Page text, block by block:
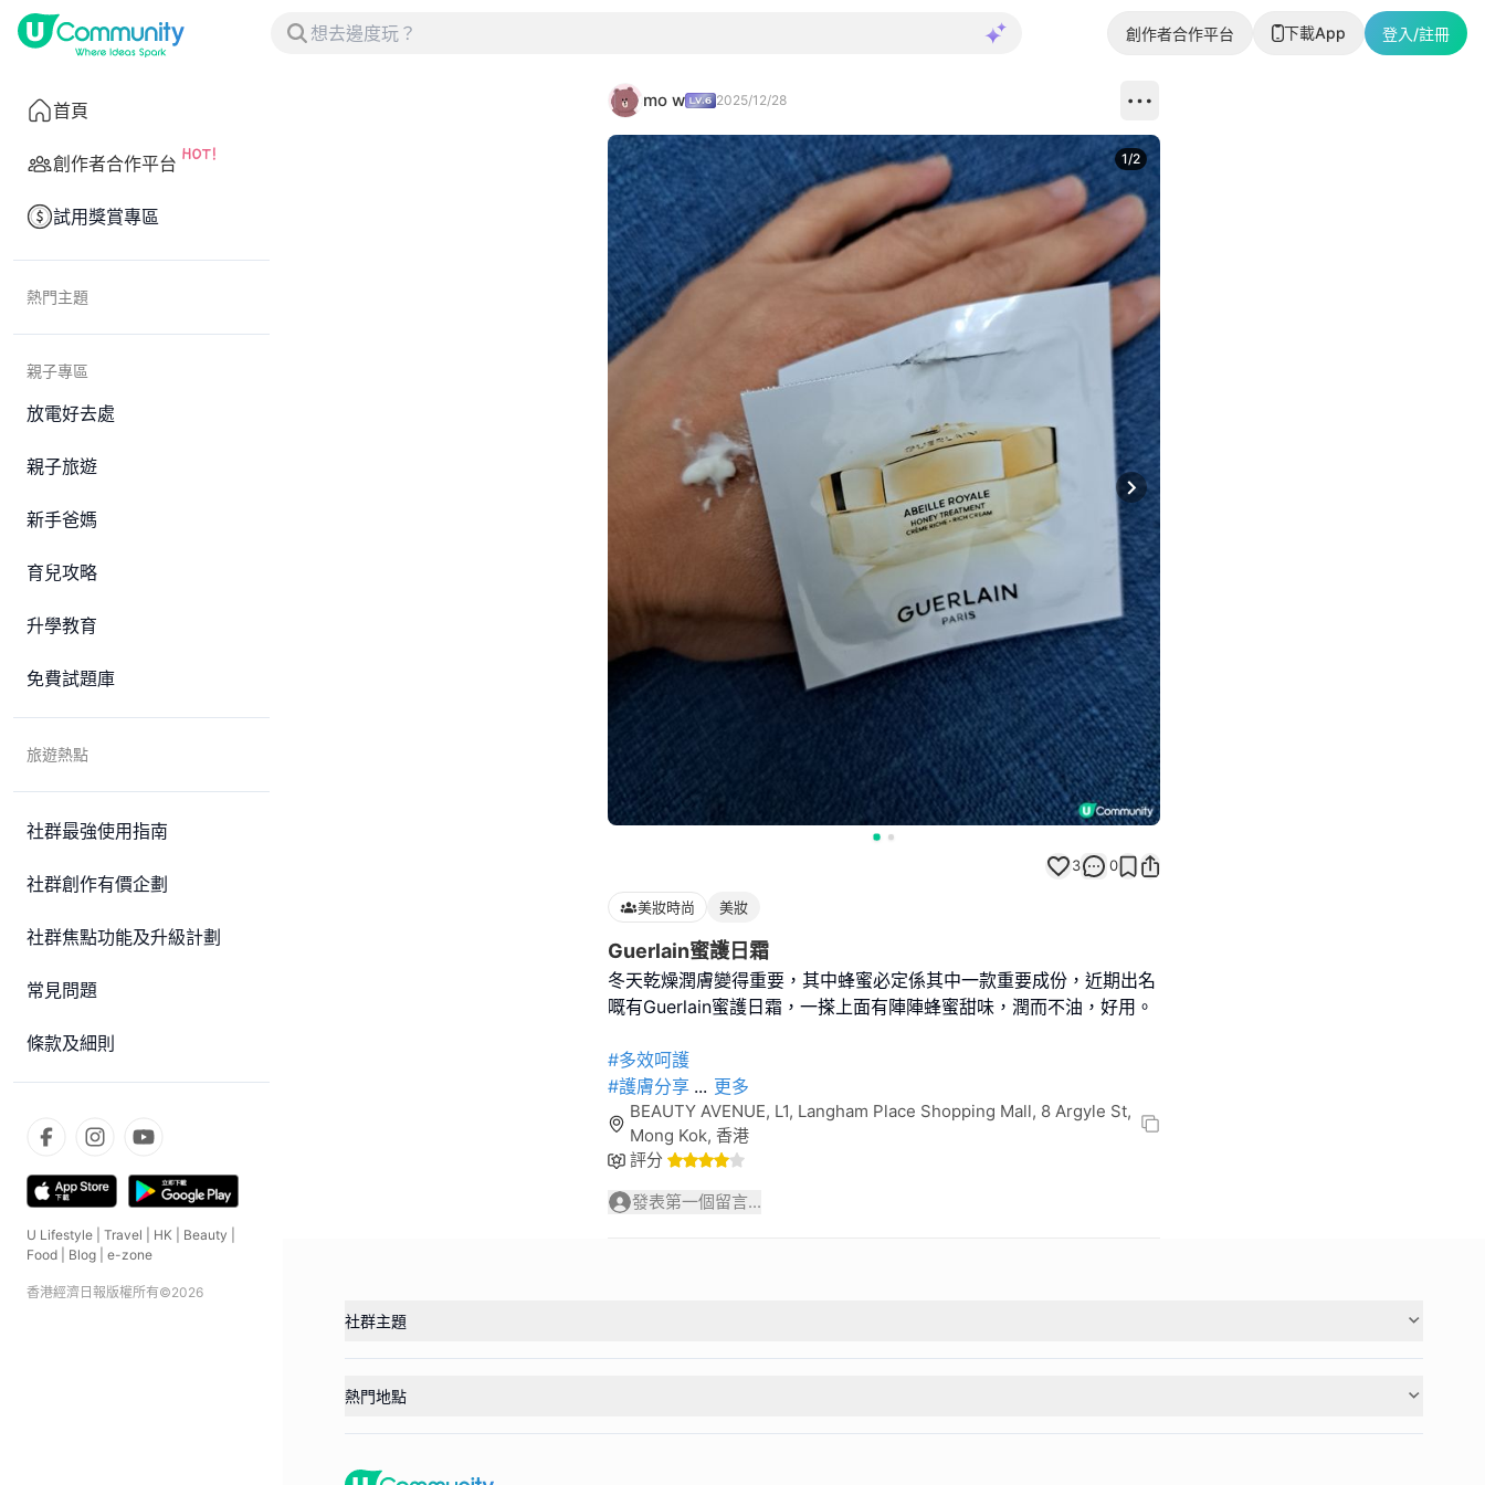
創作者合作平台 下載App 登入/註冊
首頁
創作者合作平台
試用獎賞專區
熱門主題
親子專區
放電好去處
親子旅遊
新手爸媽
育兒攻略
升學教育
免費試題庫
旅遊熱點
社群最強使用指南
社群創作有價企劃
社群焦點功能及升級計劃
常見問題
條款及細則
U Lifestyle Travel HK Beauty
Food
Blog e-zone
香港經濟日報版權所有©2026
mo w 2025/12/28
Next slide
1/2
3 0
美妝時尚 美妝
Guerlain蜜護日霜
冬天乾燥潤膚變得重要，其中蜂蜜必定係其中一款重要成份，近期出名
嘅有Guerlain蜜護日霜，一搽上面有陣陣蜂蜜甜味，潤而不油，好用。
#多效呵護
#護膚分享 ... 更多
BEAUTY AVENUE, L1, Langham Place Shopping Mall, 8 Argyle St,
Mong Kok, 香港
評分
發表第一個留言...
社群主題
熱門地點